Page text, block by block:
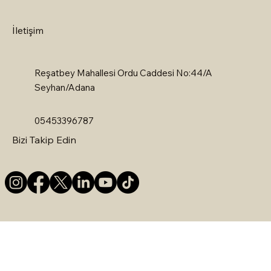
Bizi Takip Edin
İletişim
Reşatbey Mahallesi Ordu Caddesi No:44/A
Seyhan/Adana
05453396787